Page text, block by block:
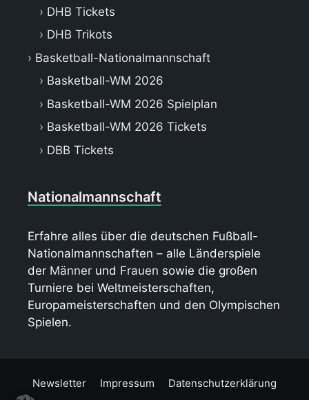
DHB Tickets
DHB Trikots
Basketball-Nationalmannschaft
Basketball-WM 2026
Basketball-WM 2026 Spielplan
Basketball-WM 2026 Tickets
DBB Tickets
Nationalmannschaft
Erfahre alles über die deutschen Fußball-
Nationalmannschaften – alle Länderspiele
der Männer und Frauen sowie die großen
Turniere bei Weltmeisterschaften,
Europameisterschaften und den Olympischen
Spielen.
Newsletter Impressum Datenschutzerklärung